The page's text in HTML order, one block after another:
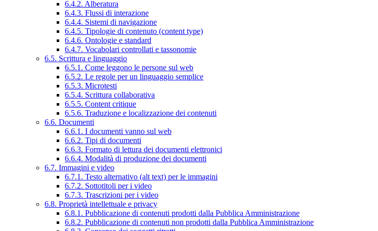
6.4.2. Alberatura
6.4.3. Flussi di interazione
6.4.4. Sistemi di navigazione
6.4.5. Tipologie di contenuto (content type)
6.4.6. Ontologie e standard
6.4.7. Vocabolari controllati e tassonomie
6.5. Scrittura e linguaggio
6.5.1. Come leggono le persone sul web
6.5.2. Le regole per un linguaggio semplice
6.5.3. Microtesti
6.5.4. Scrittura collaborativa
6.5.5. Content critique
6.5.6. Traduzione e localizzazione dei contenuti
6.6. Documenti
6.6.1. I documenti vanno sul web
6.6.2. Tipi di documenti
6.6.3. Formato di lettura dei documenti elettronici
6.6.4. Modalità di produzione dei documenti
6.7. Immagini e video
6.7.1. Testo alternativo (alt text) per le immagini
6.7.2. Sottotitoli per i video
6.7.3. Trascrizioni per i video
6.8. Proprietà intellettuale e privacy
6.8.1. Pubblicazione di contenuti prodotti dalla Pubblica Amministrazione
6.8.2. Pubblicazione di contenuti non prodotti dalla Pubblica Amministrazione